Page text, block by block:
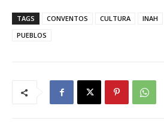
TAGS CONVENTOS CULTURA INAH
PUEBLOS